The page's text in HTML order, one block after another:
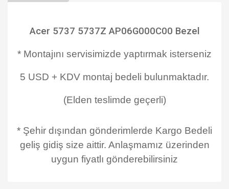
Acer 5737 5737Z AP06G000C00 Bezel
* Montajını servisimizde yaptırmak isterseniz
5 USD + KDV montaj bedeli bulunmaktadır.
(Elden teslimde geçerli)
* Şehir dışından gönderimlerde Kargo Bedeli
geliş gidiş size aittir. Anlaşmamız üzerinden
uygun fiyatlı gönderebilirsiniz